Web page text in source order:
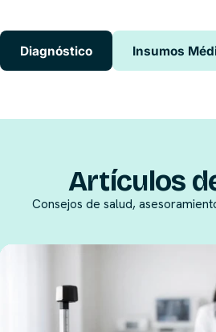
Diagnóstico Insumos
Artículos
Consejos de salud,